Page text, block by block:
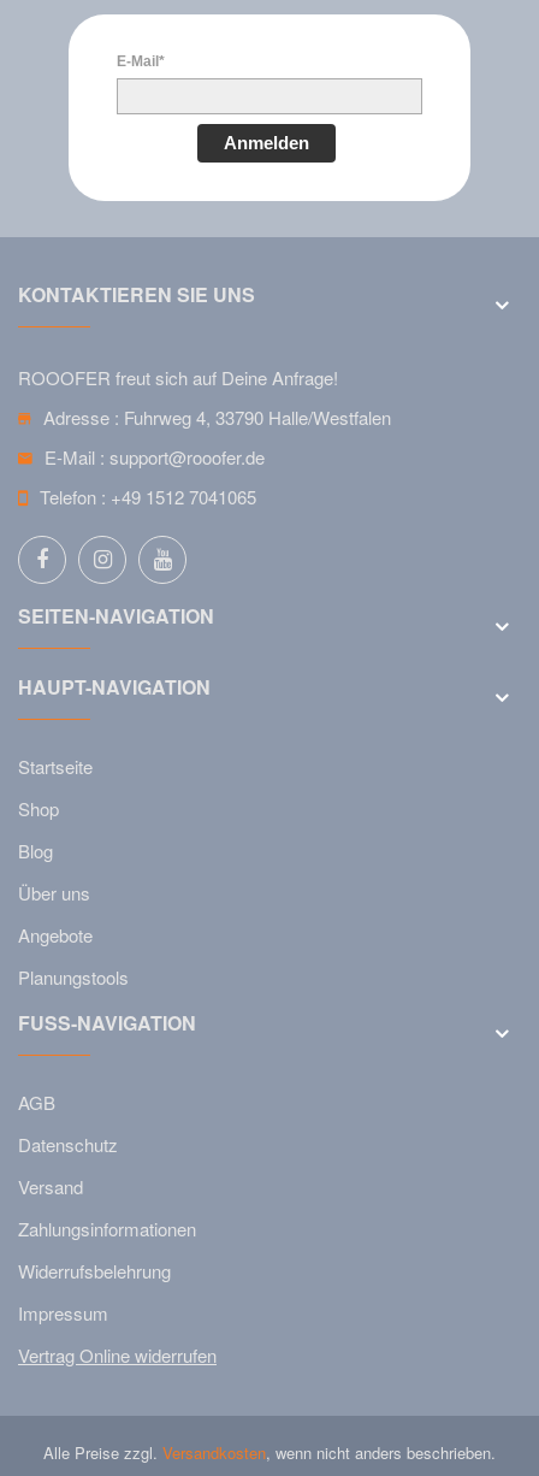
E-Mail*
Anmelden
KONTAKTIEREN SIE UNS
ROOOFER freut sich auf Deine Anfrage!
Adresse : Fuhrweg 4, 33790 Halle/Westfalen
E-Mail : support@rooofer.de
Telefon : +49 1512 7041065
SEITEN-NAVIGATION
HAUPT-NAVIGATION
Startseite
Shop
Blog
Über uns
Angebote
Planungstools
FUSS-NAVIGATION
AGB
Datenschutz
Versand
Zahlungsinformationen
Widerrufsbelehrung
Impressum
Vertrag Online widerrufen
Alle Preise zzgl. Versandkosten, wenn nicht anders beschrieben.